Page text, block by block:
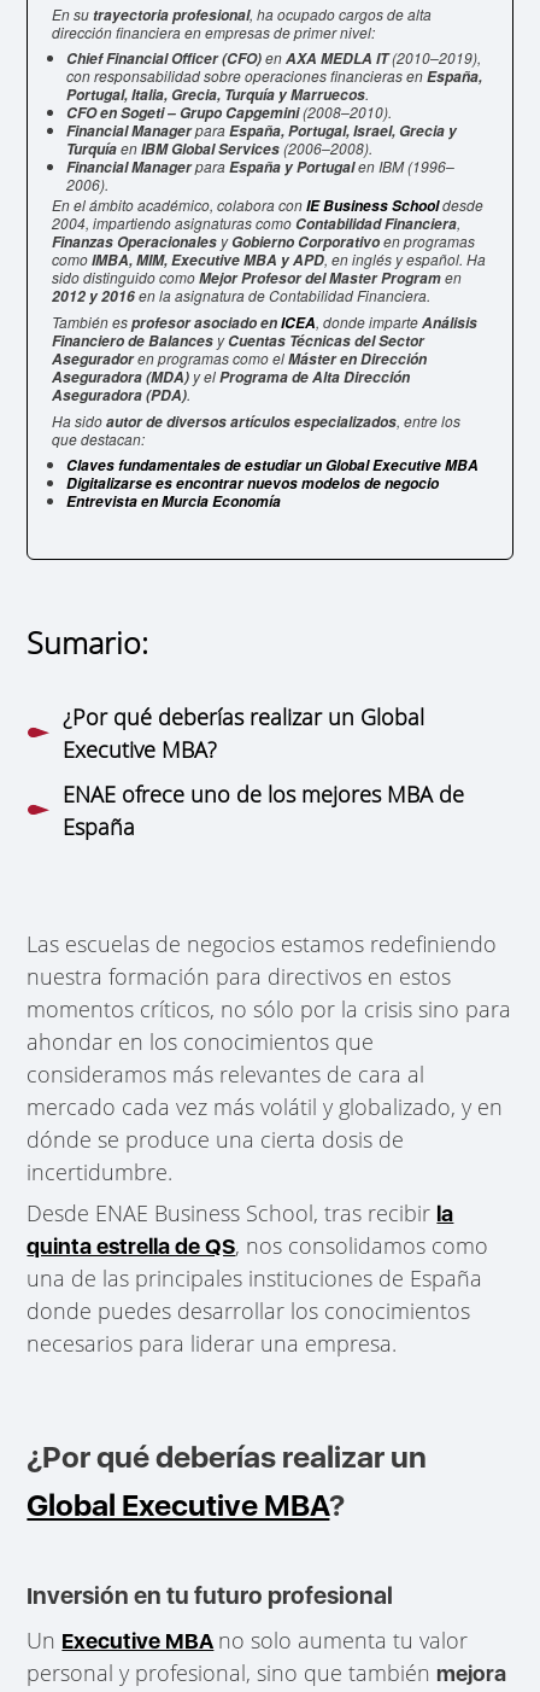
En sutrayectoria profesional, ha ocupado cargos de alta
dirección financiera en empresas de primer nivel:
Chief Financial Officer (CFO)enAXA MEDLA IT(2010–2019),
con responsabilidad sobre operaciones financieras enEspaña,
Portugal, Italia, Grecia, Turquía y Marruecos.
CFO en Sogeti – Grupo Capgemini(2008–2010).
Financial ManagerparaEspaña, Portugal, Israel, Grecia y
TurquíaenIBM Global Services(2006–2008).
Financial ManagerparaEspaña y Portugalen IBM (1996–
2006).
En el ámbito académico, colabora conIE Business Schooldesde
2004, impartiendo asignaturas como Contabilidad Financiera,
Finanzas Operacionales yGobierno Corporativoen programas
comoIMBA, MIM, Executive MBA y APD, en inglés y español. Ha
sido distinguido comoMejor Profesor del Master Programen
2012 y 2016en la asignatura de Contabilidad Financiera.
También esprofesor asociado enICEA, donde imparteAnálisis
Financiero de Balances yCuentas Técnicas del Sector
Aseguradoren programas como elMáster en Dirección
Aseguradora (MDA) y elPrograma de Alta Dirección
Aseguradora (PDA).
Ha sidoautor de diversos artículos especializados, entre los
que destacan:
Claves fundamentales de estudiar un Global Executive MBA
Digitalizarse es encontrar nuevos modelos de negocio
Entrevista en Murcia Economía
Sumario:
¿Por qué deberías realizar un Global
Executive MBA?
ENAE ofrece uno de los mejores MBA de
España
Las escuelas de negocios estamos redefiniendo
nuestra formación para directivos en estos
momentos críticos, no sólo por la crisis sino para
ahondar en los conocimientos que
consideramos más relevantes de cara al
mercado cada vez más volátil y globalizado, y en
dónde se produce una cierta dosis de
incertidumbre.
Desde ENAE Business School, tras recibir la
quinta estrella de QS, nos consolidamos como
una de las principales instituciones de España
donde puedes desarrollar los conocimientos
necesarios para liderar una empresa.
¿Por qué deberías realizar un
Global Executive MBA?
Inversión en tu futuro profesional
Un Executive MBA no solo aumenta tu valor
personal y profesional, sino que tambiénmejora